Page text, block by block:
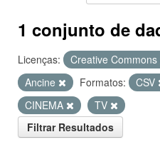
1 conjunto de
Licenças: Creative Commons
Ancine
Formatos: CSV
CINEMA
TV
Filtrar Resultados